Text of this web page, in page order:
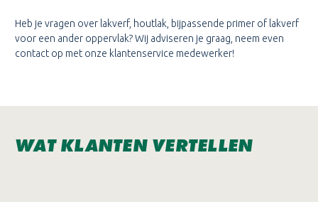
Heb je vragen over lakverf, houtlak, bijpassende primer of lakverf
voor een ander oppervlak? Wij adviseren je graag, neem even
contact op met onze klantenservice medewerker!
WAT KLANTEN VERTELLEN